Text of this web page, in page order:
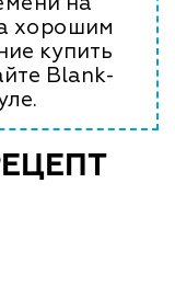
хорошим
купить
Blank-